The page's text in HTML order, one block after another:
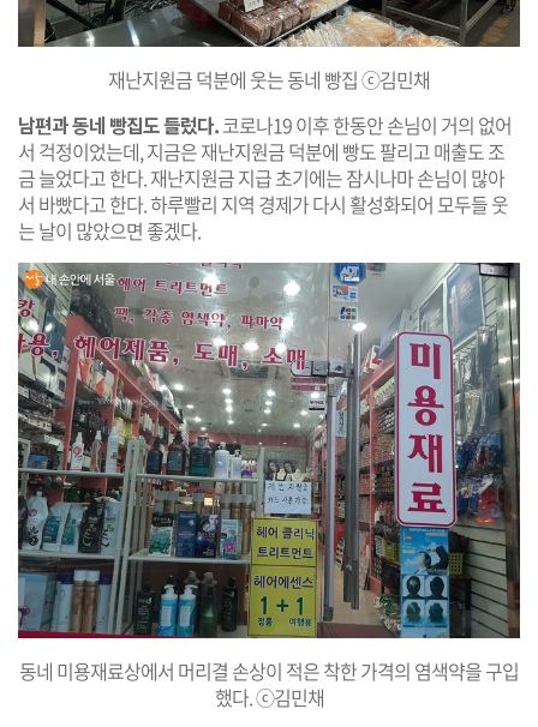
재난지원금 덕분에 웃는 동네 빵집 ⓒ김민채​​
남편과 동네 빵집도 들렀다.코로나19 이후 한동안 손님이 거의 없어
서 걱정이었는데, 지금은 재난지원금 덕분에 빵도 팔리고 매출도 조
금 늘었다고 한다. 재난지원금 지급 초기에는 잠시나마 손님이 많아
서 바빴다고 한다. 하루빨리 지역 경제가 다시 활성화되어 모두들 웃
는 날이 많았으면 좋겠다.
동네 미용재료상에서 머리결 손상이 적은 착한 가격의 염색약을 구입
했다. ⓒ김민채